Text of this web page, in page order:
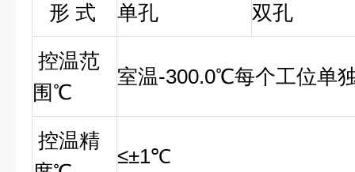
形 式 单孔 双孔
控温范
围℃
室温-300.0℃每个工位单
控温精
≤±1℃